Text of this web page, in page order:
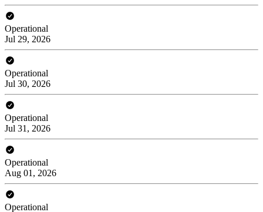
Operational
Jul 29, 2026
Operational
Jul 30, 2026
Operational
Jul 31, 2026
Operational
Aug 01, 2026
Operational